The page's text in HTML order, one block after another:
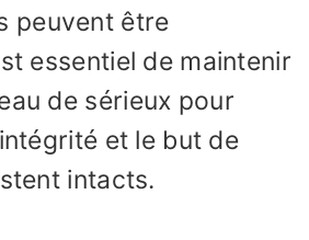
peuvent être
essentiel de maintenir
de sérieux pour
et le but de
intacts.